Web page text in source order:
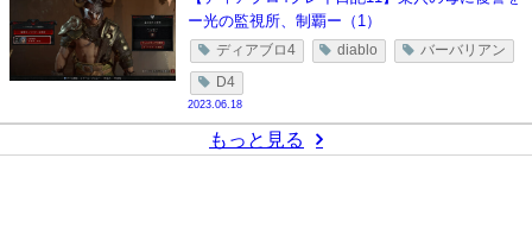
ー光の監視所、制覇ー（1）
ディアブロ4 diablo バーバリアン
D4
2023.06.18
もっと見る